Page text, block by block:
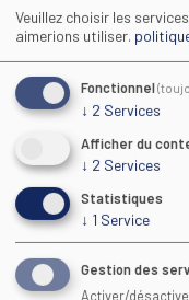
06 76 64 86 76
Veuillez choisir les
aimerions utiliser.
Fonctionnel
↓ 2 Services
Afficher du
↓ 2 Services
Statistiques
↓ 1 Service
Gestion des
Activer/